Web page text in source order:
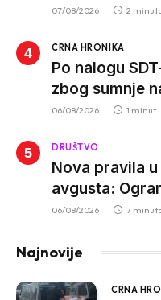
07/08/2026 2
CRNA HRONIKA
Po nalogu
zbog sumnje
za izvršenje
06/08/2026 1 minut
DRUŠTVO
Nova pravila
avgusta:
trotinetima i
06/08/2026 7
Najnovije
CRNA